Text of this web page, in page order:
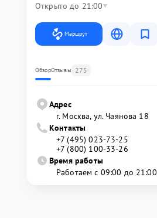
Открыто до 21:00
Маршрут
ОбзорОтзывы 275
Адрес
г. Москва, ул. Чаянова 18
Контакты
+7 (495) 023-73-25
+7 (800) 100-33-26
Время работы
Работаем с 09:00 до 21:00